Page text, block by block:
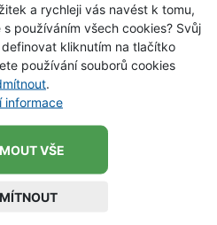
a rychleji vás navést k tomu,
používáním všech cookies? Svůj
kliknutím na tlačítko
používání souborů cookies
.
informace
VŠE